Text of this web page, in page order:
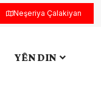
Neşeriya Çalakiyan
YÊN DIN